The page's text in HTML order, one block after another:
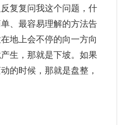
复复问我这个问题，什
、最容易理解的方法告
地上会不停的向一方向
生，那就是下坡。如果
的时候，那就是盘整，